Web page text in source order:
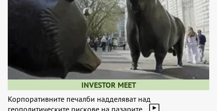
INVESTOR MEET
Корпоративните печалби надделяват над